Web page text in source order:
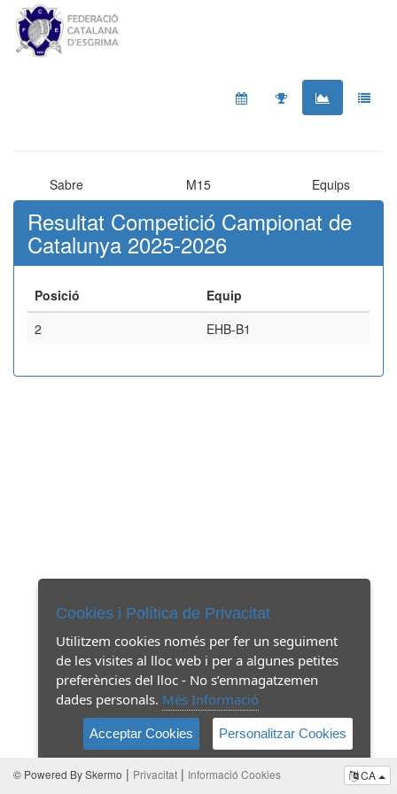
Sabre M15 Equips
Resultat Competició Campionat de
Catalunya 2025-2026
Posició
Equip
2
EHB-B1
© Powered By Skermo | Privacitat | Informació Cookies CA
Cookies i Política de Privacitat
Utilitzem cookies només per fer un seguiment
de les visites al lloc web i per a algunes petites
preferències del lloc - No s’emmagatzemen
dades personals. Més Informació
Acceptar Cookies Personalitzar Cookies